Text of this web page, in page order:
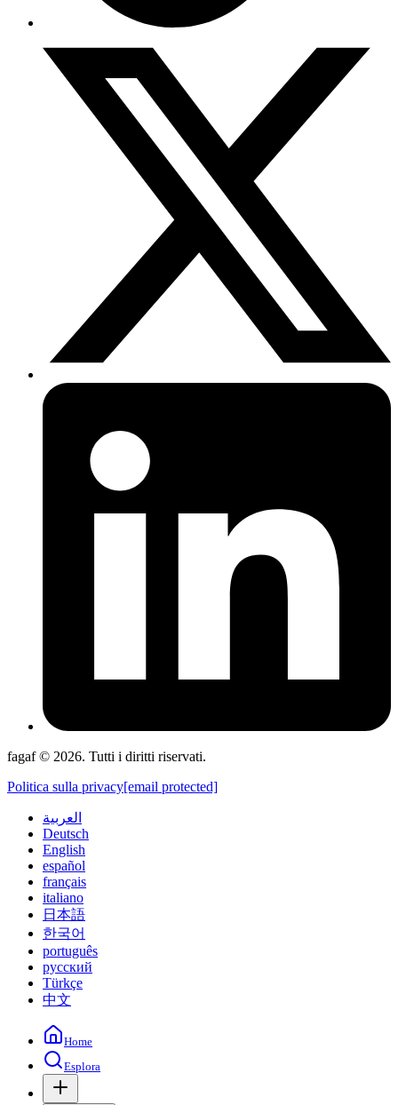
fagaf © 2026. Tutti i diritti riservati.
Politica sulla privacy[email protected]
العربية
Deutsch
English
español
français
italiano
日本語
한국어
português
русский
Türkçe
中文
Home
Esplora